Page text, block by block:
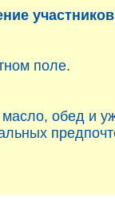
поле.
масло, обед и